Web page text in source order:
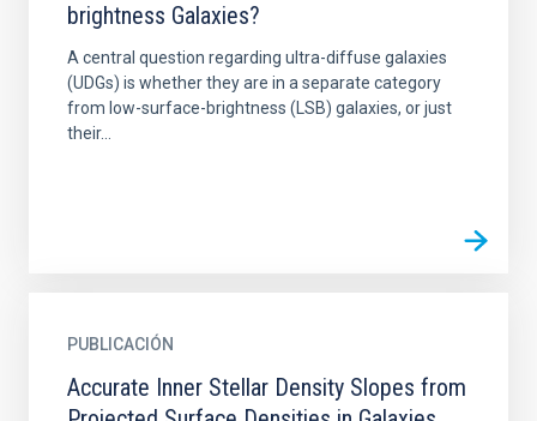
brightness Galaxies?
A central question regarding ultra-diffuse galaxies
(UDGs) is whether they are in a separate category
from low-surface-brightness (LSB) galaxies, or just
their...
PUBLICACIÓN
Accurate Inner Stellar Density Slopes from